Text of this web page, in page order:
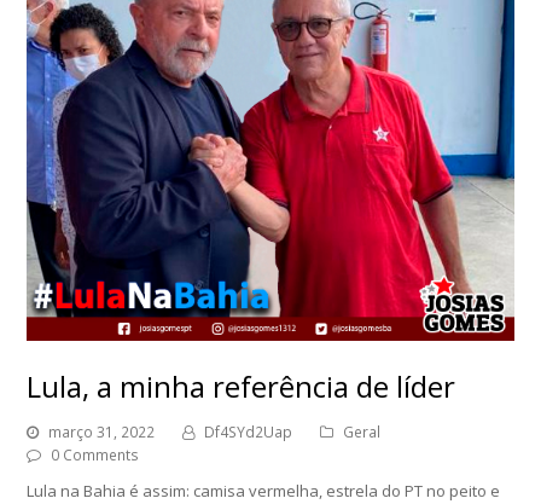
Lula, a minha referência de líder
março 31, 2022 Df4SYd2Uap
Geral
0 Comments
Lula na Bahia é assim: camisa vermelha, estrela do PT no peito e